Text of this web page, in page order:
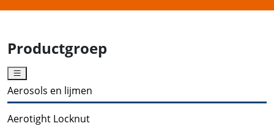
Productgroep
Aerosols en lijmen
Aerotight Locknut